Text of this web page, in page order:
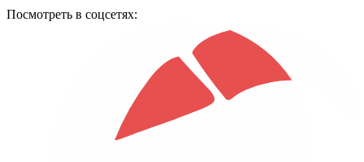
Посмотреть в соцсетях: